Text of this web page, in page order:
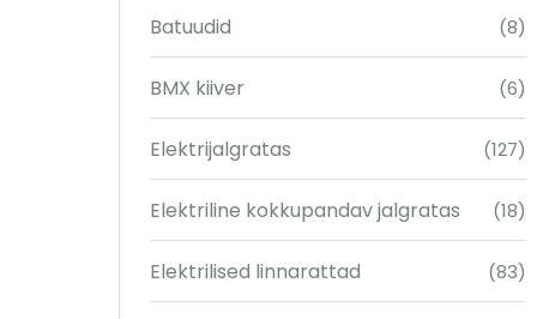
Batuudid (8)
BMX kiiver (6)
Elektrijalgratas (127)
Elektriline kokkupandav jalgratas (18)
Elektrilised linnarattad (83)